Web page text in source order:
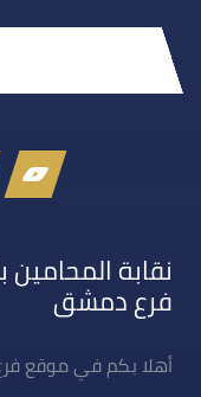
نقابة المحامين
فرع دمشق
أهلا بكم في موقع